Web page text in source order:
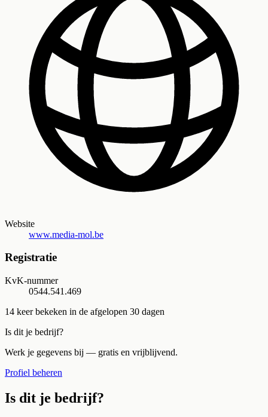
Website
www.media-mol.be
Registratie
KvK-nummer
0544.541.469
14 keer bekeken in de afgelopen 30 dagen
Is dit je bedrijf?
Werk je gegevens bij — gratis en vrijblijvend.
Profiel beheren
Is dit je bedrijf?